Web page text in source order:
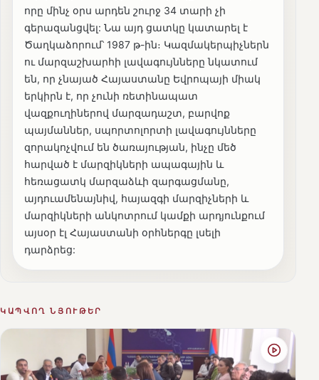
որը մինչ օրս արդեն շուրջ 34 տարի չի
գերազանցվել: Նա այդ ցատկը կատարել է
Ծաղկաձորում՝ 1987 թ-ին։ Կազմակերպիչներն
ու մարզաշխարհի լավագույնները նկատում
են, որ չնայած Հայաստանը Եվրոպայի միակ
երկիրն է, որ չունի ռետինապատ
վազքուղիներով մարզադաշտ, բարվոք
պայմաններ, սպորտոլորտի լավագույնները
զորակոչվում են ծառայության, ինչը մեծ
հարված է մարզիկների ապագային և
հեռացատկ մարզաձևի զարգացմանը,
այդուամենայնիվ, հայազգի մարզիչների և
մարզիկների անկոտրում կամքի արդյունքում
այսօր էլ Հայաստանի օրհներգը լսելի
դարձրեց:
ԿԱՊՎՈՂ ՆՅՈՒԹԵՐ